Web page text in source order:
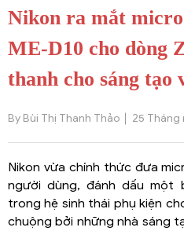
Nikon ra mắt
ME-D10 cho dòng
thanh cho sáng tạo
By Bùi Thị Thanh Thảo 25 Tháng
Nikon vừa chính thức đưa
người dùng, đánh dấu một
trong hệ sinh thái phụ kiện
chuộng bởi những nhà sáng